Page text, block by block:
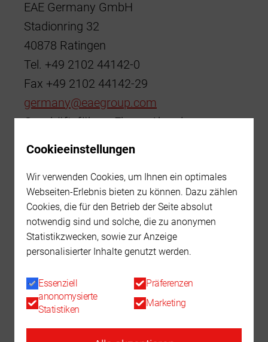
Downlight/Spots
Einbauleuchten
Pendelleuchten
Dekorative Außenleuchten
Fassadenbeleuchtung
Scheinwerfer/Flutlicht
Straßen- und Wegebeleuchtung
Industrieleuchten
Explosionsgeschützte Leuchten
Feuchtraumleuchten
Hallenleuchten
Lineare Leuchten
Oberflächenkontrollleuchten
Sonderlösungen
KNX-Gebäudeautomation
Anwendungsbereiche
Industrie
Straßen- und Außenbeleuchtung
Exproof
Automobilindustrie
Hafen
Logistik
Flughafen
Sportanlagen
Planung & Beratung
Förderprogramme
Finanzierung
News
Nachhaltigkeit
Suche
Merkliste
EAE Germany GmbH
Stadionring 32
40878 Ratingen
Tel. +49 2102 44142-0
Fax +49 2102 44142-29
germany@eaegroup.com
Geschäftsführer: Ekrem Akarslan
Handelsregister
Amtsgericht Düsseldorf HRB 85947
Umsatzsteueridentifikationsnummer:
DE815811339
Haftungshinweis
Trotz sorgfältiger inhaltlicher Kontrolle
übernehmen wir keine Haftung für die
Inhalte externer Links. Für den Inhalt der
verlinkten Seiten sind ausschließlich deren
Betreiber verantwortlich.
Cookieeinstellungen
Wir verwenden Cookies, um Ihnen ein optimales
Webseiten-Erlebnis bieten zu können. Dazu zählen
Cookies, die für den Betrieb der Seite absolut
notwendig sind und solche, die zu anonymen
Statistikzwecken, sowie zur Anzeige
personalisierter Inhalte genutzt werden.
Essenziell
Präferenzen
anonomysierte
Statistiken
Marketing